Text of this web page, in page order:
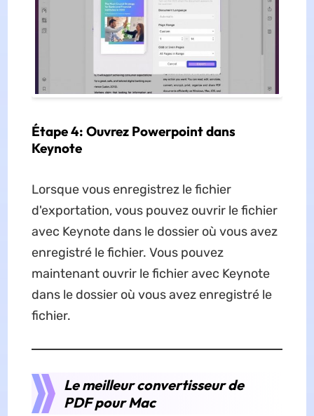
Étape 4: Ouvrez Powerpoint dans
Keynote
Lorsque vous enregistrez le fichier
d'exportation, vous pouvez ouvrir le fichier
avec Keynote dans le dossier où vous avez
enregistré le fichier. Vous pouvez
maintenant ouvrir le fichier avec Keynote
dans le dossier où vous avez enregistré le
fichier.
Le meilleur convertisseur de
PDF pour Mac